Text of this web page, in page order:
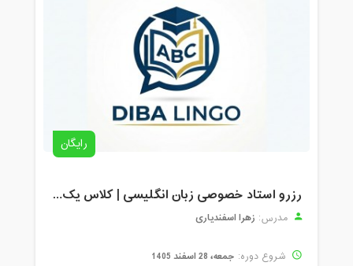
رایگان
رزرو استاد خصوصی زبان انگلیسی | کلاس یک‌نفره با زهرا اسفندیاری + مشاوره رایگان
مدرس: زهرا اسفندیاری
شروع دوره: جمعه، 28 اسفند 1405